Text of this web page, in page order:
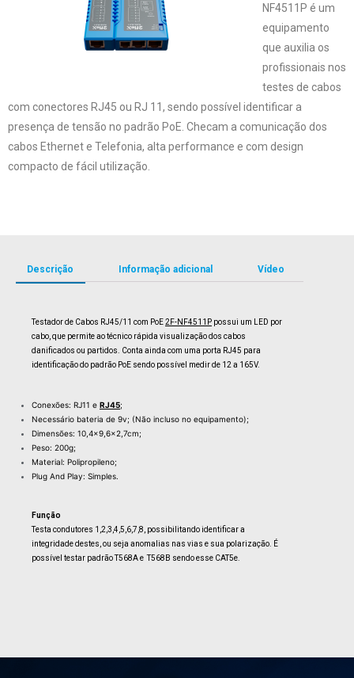
NF4511P é um
equipamento
que auxilia os
profissionais nos
testes de cabos
com conectores RJ45 ou RJ 11, sendo possível identificar a
presença de tensão no padrão PoE. Checam a comunicação dos
cabos Ethernet e Telefonia, alta performance e com design
compacto de fácil utilização.
Descrição Informação adicional Vídeo
Testador de Cabos RJ45/11 com PoE2F-NF4511P possui um LED por
cabo, que permite ao técnico rápida visualização dos cabos
danificados ou partidos. Conta ainda com uma porta RJ45 para
identificação do padrão PoE sendo possível medir de 12 a 165V.
Conexões: RJ11 e RJ45;
Necessário bateria de 9v; (Não incluso no equipamento);
Dimensões: 10,4×9,6×2,7cm;
Peso: 200g;
Material: Polipropileno;
Plug And Play: Simples.
Função
Testa condutores 1,2,3,4,5,6,7,8, possibilitando identificar a
integridade destes, ou seja anomalias nas vias e sua polarização. É
possível testar padrão T568A e T568B sendo esse CAT5e.